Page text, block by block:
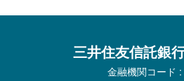
三井住友信託銀
金融機関コード